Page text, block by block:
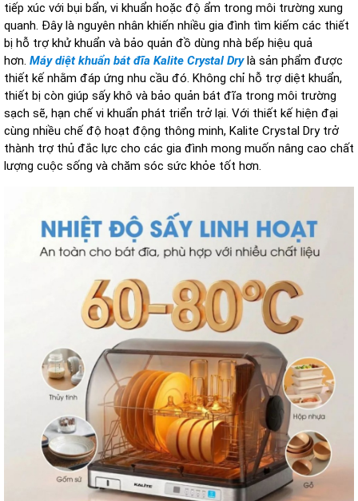
tiếp xúc với bụi bẩn, vi khuẩn hoặc độ ẩm trong môi trường xung
quanh. Đây là nguyên nhân khiến nhiều gia đình tìm kiếm các thiết
bị hỗ trợ khử khuẩn và bảo quản đồ dùng nhà bếp hiệu quả
hơn. Máy diệt khuẩn bát đĩa Kalite Crystal Drylà sản phẩm được
thiết kế nhằm đáp ứng nhu cầu đó. Không chỉ hỗ trợ diệt khuẩn,
thiết bị còn giúp sấy khô và bảo quản bát đĩa trong môi trường
sạch sẽ, hạn chế vi khuẩn phát triển trở lại. Với thiết kế hiện đại
cùng nhiều chế độ hoạt động thông minh, Kalite Crystal Dry trở
thành trợ thủ đắc lực cho các gia đình mong muốn nâng cao chất
lượng cuộc sống và chăm sóc sức khỏe tốt hơn.